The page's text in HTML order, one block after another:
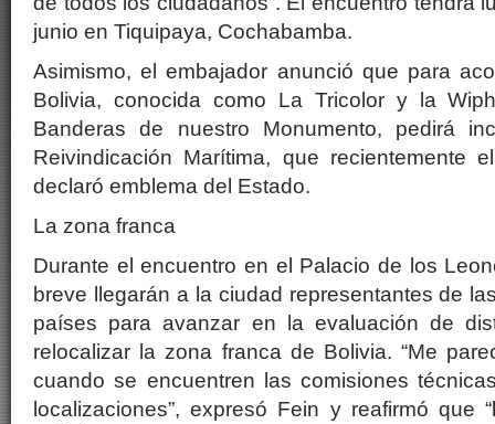
junio en Tiquipaya, Cochabamba.
Asimismo, el embajador anunció que para
Bolivia, conocida como La Tricolor y la
Banderas de nuestro Monumento, pedirá
Reivindicación Marítima, que recientemente
declaró emblema del Estado.
La zona franca
Durante el encuentro en el Palacio de los
breve llegarán a la ciudad representantes de
países para avanzar en la evaluación de
relocalizar la zona franca de Bolivia. “Me
cuando se encuentren las comisiones
localizaciones”, expresó Fein y reafirmó que